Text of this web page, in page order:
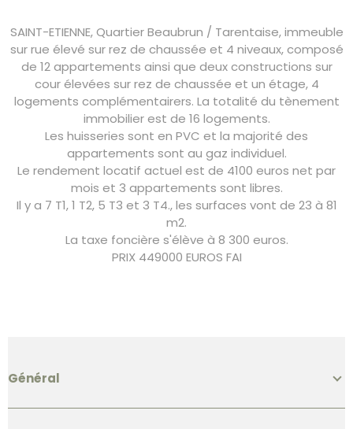
SAINT-ETIENNE, Quartier Beaubrun / Tarentaise, immeuble
sur rue élevé sur rez de chaussée et 4 niveaux, composé
de 12 appartements ainsi que deux constructions sur
cour élevées sur rez de chaussée et un étage, 4
logements complémentairers. La totalité du tènement
immobilier est de 16 logements.
Les huisseries sont en PVC et la majorité des
appartements sont au gaz individuel.
Le rendement locatif actuel est de 4100 euros net par
mois et 3 appartements sont libres.
Il y a 7 T1, 1 T2, 5 T3 et 3 T4., les surfaces vont de 23 à 81
m2.
La taxe foncière s'élève à 8 300 euros.
PRIX 449000 EUROS FAI
Général